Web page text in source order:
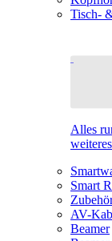
Tisch-
Alles
Smart
AV-
Beamer